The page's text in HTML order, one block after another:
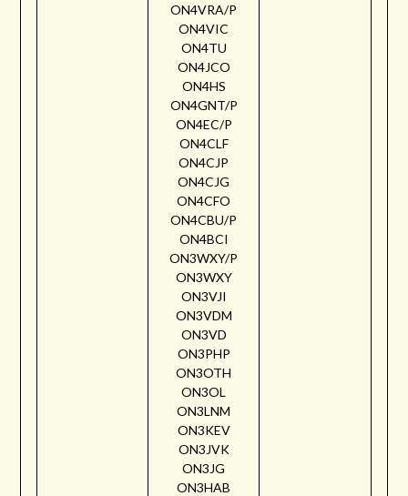
ON4VRA/P
ON4VIC
ON4TU
ON4JCO
ON4HS
ON4GNT/P
ON4EC/P
ON4CLF
ON4CJP
ON4CJG
ON4CFO
ON4CBU/P
ON4BCI
ON3WXY/P
ON3WXY
ON3VJI
ON3VDM
ON3VD
ON3PHP
ON3OTH
ON3OL
ON3LNM
ON3KEV
ON3JVK
ON3JG
ON3HAB